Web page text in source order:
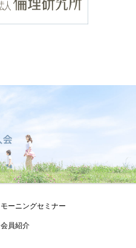
モーニングセミナー
会員紹介